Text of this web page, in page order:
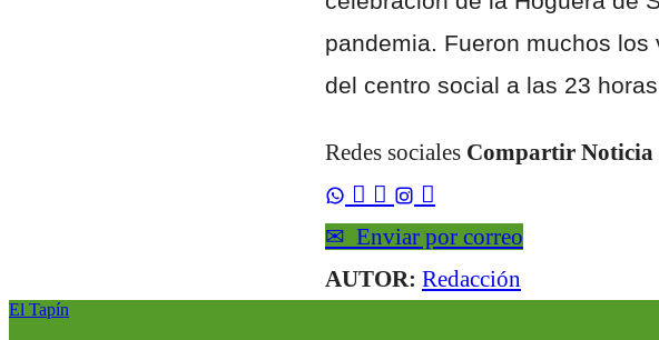
pandemia. Fueron muchos
del centro social a las 23
Redes sociales Compartir Noticia
  
✉ Enviar por correo
AUTOR: Redacción
El Tapín